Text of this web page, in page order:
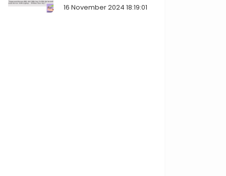
16 November 2024 18:19:01